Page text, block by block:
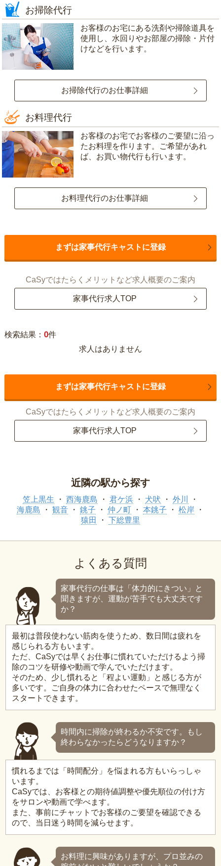
お掃除代行
お客様のお宅にある洗剤や掃除道具を
使用し、水回りやお部屋の掃除・片付
けなどを行います。
お掃除代行のお仕事詳細
お料理代行
お客様のお宅でお客様のご要望に沿っ
たお料理を作ります。ご希望があれ
ば、お買い物代行も行います。
お料理代行のお仕事詳細
まずは家事代行キャストに登録
CaSyではたらくメリットなど求人概要のご案内
家事代行求人TOP
検索結果： 0件
求人はありません
まずは家事代行キャストに登録
CaSyではたらくメリットなど求人概要のご案内
家事代行求人TOP
近隣の駅から探す
笠上黒生 西海鹿島 君ケ浜 犬吠
外川
海鹿島
観音 銚子 仲ノ町 本銚子
松岸
猿田
下総豊里
よくある質問
家事代行の仕事は「体力的にきつい」と
聞きますが、運動が苦手でも大丈夫です
か？
最初は普段使わない筋肉を使うため、数日間は疲れを
感じられる方もいます。
ただ、CaSyでは早くお仕事に慣れていただけるよう掃
除のコツを研修や動画で学んでいただけます。
そのため、少し慣れると「程よい運動」と感じる方が
多いです。ご自身の体力に合わせたペースで無理なく
スタートできます。
時間内に掃除が終わるか不安です。もし
終わらなかったらどうなりますか？
慣れるまでは「時間配分」を悩まれる方もいらっしゃ
います。
CaSyでは、お客様との期待値調整や優先順位の付け方
をサロンや動画で学べます。
また、事前にチャットでお客様のご要望を確認できる
ので、当日迷う時間を減らせます。
お料理に興味がありますが、プロ並みの